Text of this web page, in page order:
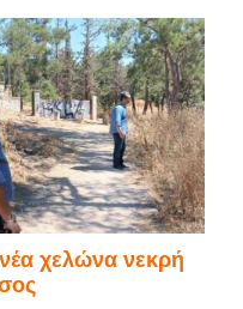
χελώνα νεκρή